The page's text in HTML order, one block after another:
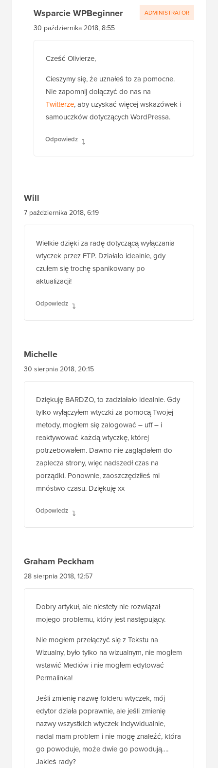
Wsparcie WPBeginner
30 października 2018, 8:55
Cześć Olivierze,
Cieszymy się, że uznałeś to za pomocne.
Nie zapomnij dołączyć do nas na
Twitterze, aby uzyskać więcej wskazówek i
samouczków dotyczących WordPressa.
Odpowiedz
ADMINISTRATOR
Will
7 października 2018, 6:19
Wielkie dzięki za radę dotyczącą wyłączania
wtyczek przez FTP. Działało idealnie, gdy
czułem się trochę spanikowany po
aktualizacji!
Odpowiedz
Michelle
30 sierpnia 2018, 20:15
Dziękuję BARDZO, to zadziałało idealnie. Gdy
tylko wyłączyłem wtyczki za pomocą Twojej
metody, mogłem się zalogować – uff – i
reaktywować każdą wtyczkę, której
potrzebowałem. Dawno nie zaglądałem do
zaplecza strony, więc nadszedł czas na
porządki. Ponownie, zaoszczędziłeś mi
mnóstwo czasu. Dziękuję xx
Odpowiedz
Graham Peckham
28 sierpnia 2018, 12:57
Dobry artykuł, ale niestety nie rozwiązał
mojego problemu, który jest następujący.
Nie mogłem przełączyć się z Tekstu na
Wizualny, było tylko na wizualnym, nie mogłem
wstawić Mediów i nie mogłem edytować
Permalinka!
Jeśli zmienię nazwę folderu wtyczek, mój
edytor działa poprawnie, ale jeśli zmienię
nazwy wszystkich wtyczek indywidualnie,
nadal mam problem i nie mogę znaleźć, która
go powoduje, może dwie go powodują….
Jakieś rady?